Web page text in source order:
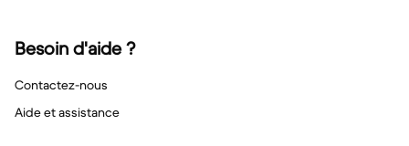
Besoin d'aide ?
Contactez-nous
Aide et assistance